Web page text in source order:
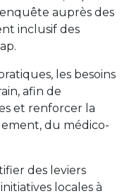
auprès des
inclusif des
les besoins
afin de
et renforcer la
du médico-
des leviers
locales à